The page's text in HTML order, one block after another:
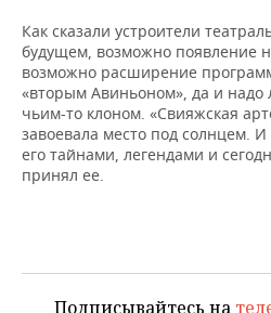
Как сказали устроители
будущем, возможно появление
возможно расширение
«вторым Авиньоном», да и надо
чьим-то клоном. «Свияжская
завоевала место под солнцем. И
его тайнами, легендами и
принял ее.
Подписывайтесь на